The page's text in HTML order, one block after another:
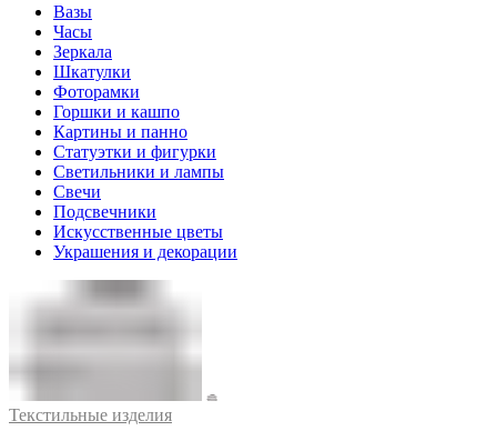
Вазы
Часы
Зеркала
Шкатулки
Фоторамки
Горшки и кашпо
Картины и панно
Статуэтки и фигурки
Светильники и лампы
Свечи
Подсвечники
Искусственные цветы
Украшения и декорации
Текстильные изделия